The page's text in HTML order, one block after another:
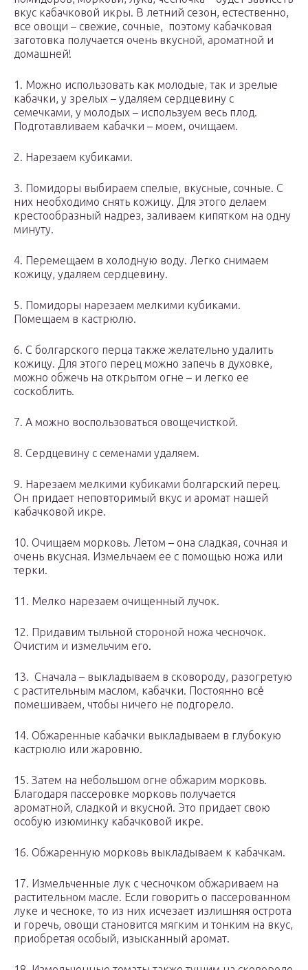
вкус кабачковой икры. В летний сезон, естественно,
все овощи – свежие, сочные, поэтому кабачковая
заготовка получается очень вкусной, ароматной и
домашней!
1. Можно использовать как молодые, так и зрелые
кабачки, у зрелых – удаляем сердцевину с
семечками, у молодых – используем весь плод.
Подготавливаем кабачки – моем, очищаем.
2. Нарезаем кубиками.
3. Помидоры выбираем спелые, вкусные, сочные. С
них необходимо снять кожицу. Для этого делаем
крестообразный надрез, заливаем кипятком на одну
минуту.
4. Перемещаем в холодную воду. Легко снимаем
кожицу, удаляем сердцевину.
5. Помидоры нарезаем мелкими кубиками.
Помещаем в кастрюлю.
6. С болгарского перца также желательно удалить
кожицу. Для этого перец можно запечь в духовке,
можно обжечь на открытом огне – и легко ее
соскоблить.
7. А можно воспользоваться овощечисткой.
8. Сердцевину с семенами удаляем.
9. Нарезаем мелкими кубиками болгарский перец.
Он придает неповторимый вкус и аромат нашей
кабачковой икре.
10. Очищаем морковь. Летом – она сладкая, сочная и
очень вкусная. Измельчаем ее с помощью ножа или
терки.
11. Мелко нарезаем очищенный лучок.
12. Придавим тыльной стороной ножа чесночок.
Очистим и измельчим его.
13. Сначала – выкладываем в сковороду, разогретую
с растительным маслом, кабачки. Постоянно всё
помешиваем, чтобы ничего не подгорело.
14. Обжаренные кабачки выкладываем в глубокую
кастрюлю или жаровню.
15. Затем на небольшом огне обжарим морковь.
Благодаря пассеровке морковь получается
ароматной, сладкой и вкусной. Это придает свою
особую изюминку кабачковой икре.
16. Обжаренную морковь выкладываем к кабачкам.
17. Измельченные лук с чесночком обжариваем на
растительном масле. Если говорить о пассерованном
луке и чесноке, то из них исчезает излишняя острота
и горечь, овощи становится мягким и тонким на вкус,
приобретая особый, изысканный аромат.